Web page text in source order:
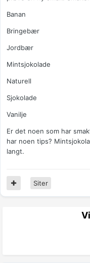
Banan
Bringebær
Jordbær
Mintsjokolade
Naturell
Sjokolade
Vanilje
Er det noen som har
har noen tips?
langt.
Siter